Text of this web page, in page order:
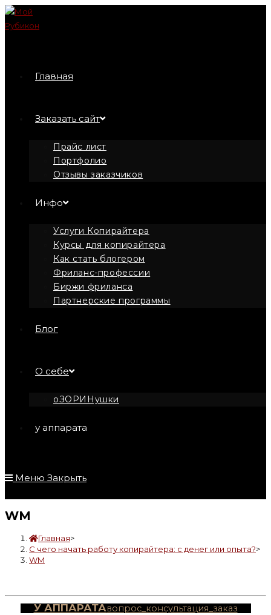
Перейти
к
Главная
Заказать сайт
Прайс лист
Портфолио
Отзывы заказчиков
Инфо
Услуги Копирайтера
Курсы для копирайтера
Как стать блогером
Фриланс-профессии
Биржи фриланса
Партнерские программы
Блог
О себе
оЗОРИНушки
у аппарата
Меню Закрыть
WM
Главная>
С чего начать работу копирайтера: с денег или опыта?>
WM
У АППАРАТАвопрос_консультация_заказ